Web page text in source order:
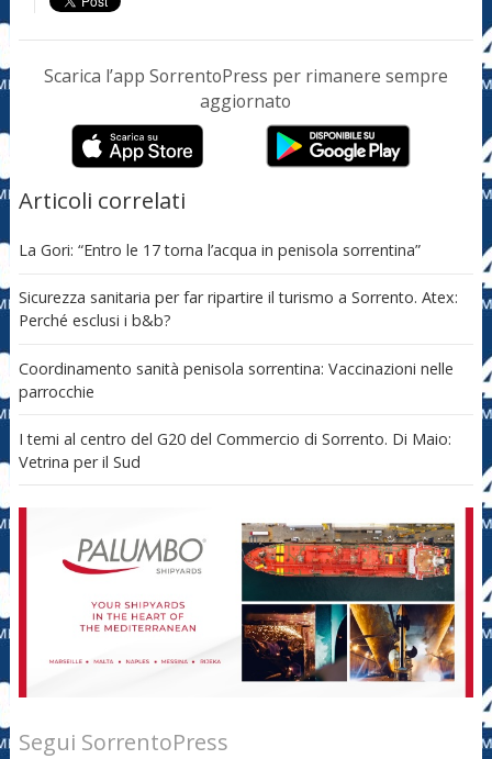
Scarica l’app SorrentoPress per rimanere sempre
aggiornato
Articoli correlati
La Gori: “Entro le 17 torna l’acqua in penisola sorrentina”
Sicurezza sanitaria per far ripartire il turismo a Sorrento. Atex:
Perché esclusi i b&b?
Coordinamento sanità penisola sorrentina: Vaccinazioni nelle
parrocchie
I temi al centro del G20 del Commercio di Sorrento. Di Maio:
Vetrina per il Sud
Segui SorrentoPress